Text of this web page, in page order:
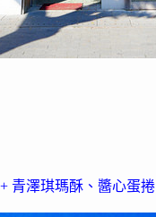
青澤琪瑪酥、醬心蛋捲